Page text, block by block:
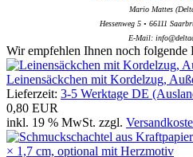
Mario Mattes
Hessenweg 5 • 66111
E-Mail:
Wir empfehlen Ihnen noch folgende
Leinensäckchen mit Kordelzug,
Lieferzeit: 3-5 Werktage DE
0,80 EUR
inkl. 19 % MwSt. zzgl.